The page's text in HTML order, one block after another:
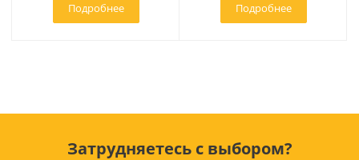
Подробнее Подробнее
Затрудняетесь с выбором?